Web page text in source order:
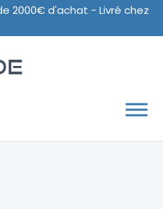
2000€ d'achat - Livré chez